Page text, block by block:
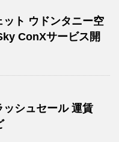
ット ウドンタニー空
ConXサービス開
ッシュセール 運賃